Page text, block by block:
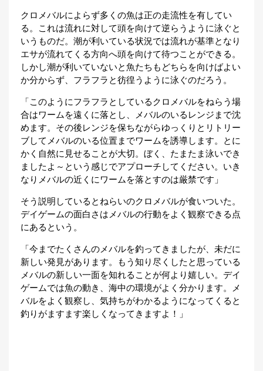
クロメバルによらず多くの魚は正の走流性を有してい
る。これは流れに対して頭を向けて逆らうように泳ぐと
いうものだ。潮が利いている状況では流れが基準となり
エサが流れてくる方向へ頭を向けて待つことができる。
しかし潮が利いていないと魚たちもどちらを向けばよい
か分からず、フラフラと彷徨うように泳ぐのだろう。
「このようにフラフラとしているクロメバルをねらう場
合はワームを遠くに落とし、メバルのいるレンジまで沈
めます。その後レンジを保ちながらゆっくりとリトリー
ブしてメバルのいる位置までワームを誘導します。とに
かく自然に見せることが大切。ぼく、たまたま泳いでき
ましたよ～という感じでアプローチしてください。いき
なりメバルの近くにワームを落とすのは厳禁です」
そう説明しているとねらいのクロメバルが食いついた。
デイゲームの面白さはメバルの行動をよく観察できる点
にあるという。
「今までたくさんのメバルを釣ってきましたが、未だに
新しい発見があります。もう知り尽くしたと思っている
メバルの新しい一面を知れることが何より嬉しい。デイ
ゲームでは魚の動き、海中の環境がよく分かります。メ
バルをよく観察し、気持ちがわかるようになってくると
釣りがますます楽しくなってきますよ！」